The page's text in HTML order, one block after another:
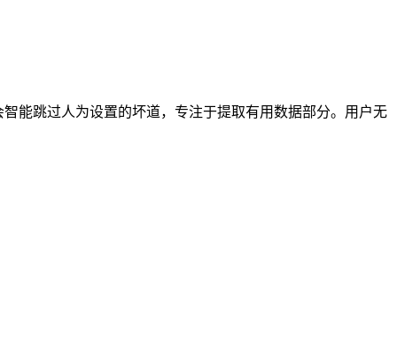
能跳过人为设置的坏道，专注于提取有用数据部分。用户无